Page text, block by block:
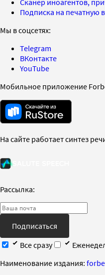
Подписка на печатную
Мы в соцсетях:
Telegram
ВКонтакте
YouTube
Мобильное приложение
На сайте работает синтез
Рассылка:
Подписаться
Все сразу
Наименование издания: